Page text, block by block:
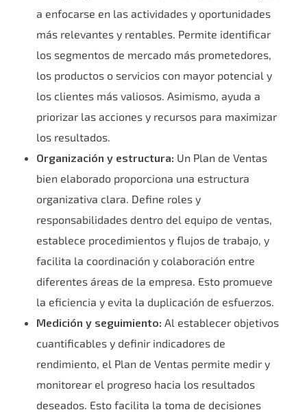
a enfocarse en las actividades y oportunidades
más relevantes y rentables. Permite identificar
los segmentos de mercado más prometedores,
los productos o servicios con mayor potencial y
los clientes más valiosos. Asimismo, ayuda a
priorizar las acciones y recursos para maximizar
los resultados.
Organización y estructura: Un Plan de Ventas
bien elaborado proporciona una estructura
organizativa clara. Define roles y
responsabilidades dentro del equipo de ventas,
establece procedimientos y flujos de trabajo, y
facilita la coordinación y colaboración entre
diferentes áreas de la empresa. Esto promueve
la eficiencia y evita la duplicación de esfuerzos.
Medición y seguimiento: Al establecer objetivos
cuantificables y definir indicadores de
rendimiento, el Plan de Ventas permite medir y
monitorear el progreso hacia los resultados
deseados. Esto facilita la toma de decisiones